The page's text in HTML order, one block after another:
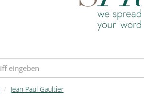
/ Jean Paul Gaultier